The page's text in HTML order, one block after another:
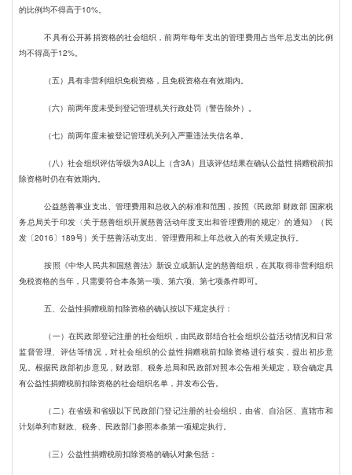
的比例均不得高于10%。
不具有公开募捐资格的社会组织，前两年每年支出的管理费用占当年总支出的比例
均不得高于12%。
（五）具有非营利组织免税资格，且免税资格在有效期内。
（六）前两年度未受到登记管理机关行政处罚（警告除外）。
（七）前两年度未被登记管理机关列入严重违法失信名单。
（八）社会组织评估等级为3A以上（含3A）且该评估结果在确认公益性捐赠税前扣
除资格时仍在有效期内。
公益慈善事业支出、管理费用和总收入的标准和范围，按照《民政部 财政部 国家税
务总局关于印发〈关于慈善组织开展慈善活动年度支出和管理费用的规定〉的通知》（民
发〔2016〕189号）关于慈善活动支出、管理费用和上年总收入的有关规定执行。
按照《中华人民共和国慈善法》新设立或新认定的慈善组织，在其取得非营利组织
免税资格的当年，只需要符合本条第一项、第六项、第七项条件即可。
五、公益性捐赠税前扣除资格的确认按以下规定执行：
（一）在民政部登记注册的社会组织，由民政部结合社会组织公益活动情况和日常
监督管理、评估等情况，对社会组织的公益性捐赠税前扣除资格进行核实，提出初步意
见。根据民政部初步意见，财政部、税务总局和民政部对照本公告相关规定，联合确定具
有公益性捐赠税前扣除资格的社会组织名单，并发布公告。
（二）在省级和省级以下民政部门登记注册的社会组织，由省、自治区、直辖市和
计划单列市财政、税务、民政部门参照本条第一项规定执行。
（三）公益性捐赠税前扣除资格的确认对象包括：